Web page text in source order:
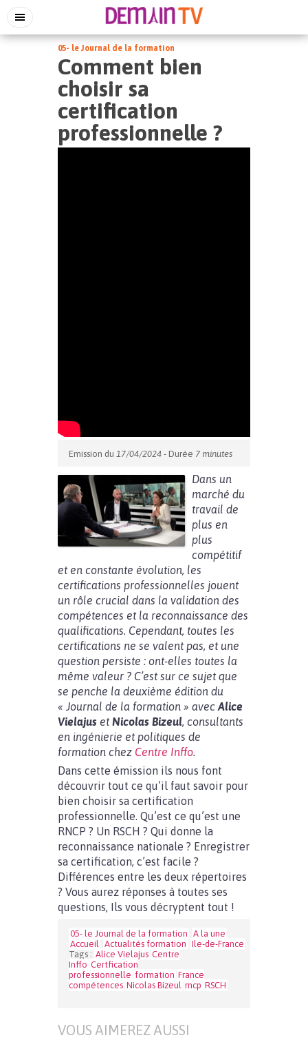
05- le Journal de la formation
Comment bien
choisir sa
certification
professionnelle ?
Emission du 17/04/2024 - Durée 7 minutes
Dans un
marché du
travail de
plus en
plus
compétitif
et en constante évolution, les
certifications professionnelles jouent
un rôle crucial dans la validation des
compétences et la reconnaissance des
qualifications. Cependant, toutes les
certifications ne se valent pas, et une
question persiste : ont-elles toutes la
même valeur ? C’est sur ce sujet que
se penche la deuxième édition du
« Journal de la formation » avec Alice
Vielajus etNicolas Bizeul, consultants
en ingénierie et politiques de
formation chez Centre Inffo.
Dans cette émission ils nous font
découvrir tout ce qu’il faut savoir pour
bien choisir sa certification
professionnelle. Qu’est ce qu’est une
RNCP ? Un RSCH ? Qui donne la
reconnaissance nationale ? Enregistrer
sa certification, c’est facile ?
Différences entre les deux répertoires
? Vous aurez réponses à toutes ses
questions, Ils vous décryptent tout !
05- le Journal de la formation A la une
Accueil Actualités formation Ile-de-France
Tags : Alice Vielajus Centre
Inffo Certfication
professionnelle formation France
compétences Nicolas Bizeul rncp RSCH
VOUS AIMEREZ AUSSI